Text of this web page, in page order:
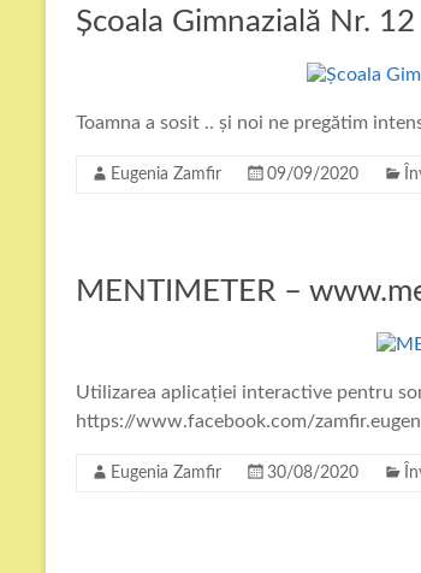
Școala Gimnazială Nr.
Toamna a sosit .. și noi ne pregătim
Eugenia Zamfir 09/09/2020
MENTIMETER –
Utilizarea aplicației interactive pentru
https://www.facebook.com/
Eugenia Zamfir 30/08/2020